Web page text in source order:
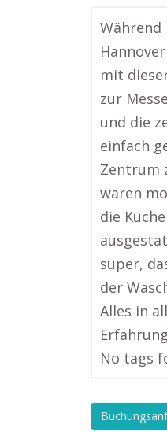
Während
mit
zur
und die
einfach
Zentrum
waren
die
super,
der
Alles in
No tags